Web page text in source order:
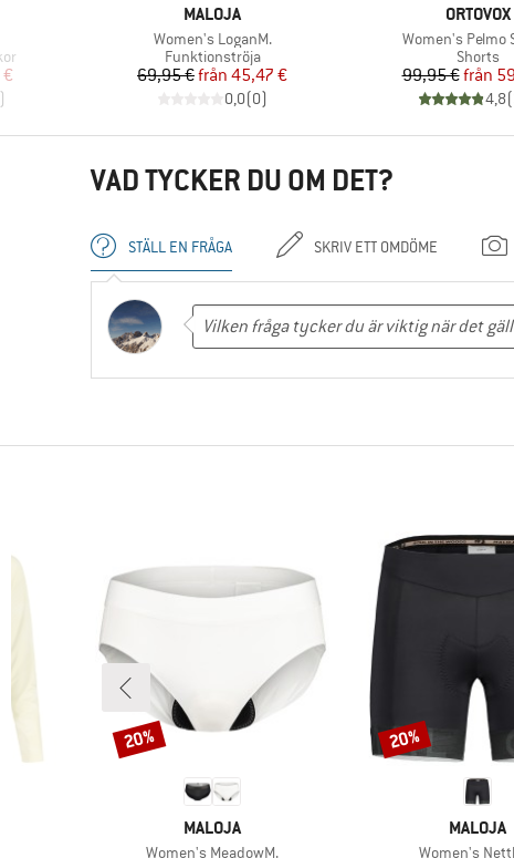
pris
VARUMÄRKE
MALOJA
Produkter
Women's LoganM.
Produktgrupp
Funktionströja
Pris
69,95 € Reducerat pris
från 45,47 €
0,0(0)
ORTOVOX
Produkter
Women's Pelmo
Shorts
Pris
99,95 €från
4,8(
VAD TYCKER DU OM DET?
STÄLL EN FRÅGA SKRIV ETT OMDÖME
VARUMÄRKE
MALOJA
Produkter
Women's MeadowM.
Rabatt
20%
MALOJA
Produkter
Women's
Rabatt
20%